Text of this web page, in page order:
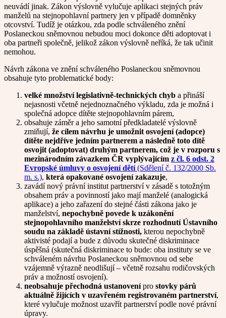
neuvádí jinak. Zákon výslovně vylučuje aplikaci stejných práv
manželů na stejnopohlavní partnery jen v případě domněnky
otcovství. Tudíž je otázkou, zda podle schváleného znění
Poslaneckou sněmovnou nebudou moci dokonce děti adoptovat i
oba partneři společně, jelikož zákon výslovně neříká, že tak učinit
nemohou.
Návrh zákona ve znění schváleného Poslaneckou sněmovnou
obsahuje tyto problematické body:
velké množství legislativně-technických chyb a přináší
nejasnosti včetně nejednoznačného výkladu, zda je možná i
společná adopce dítěte stejnopohlavním párem,
obsahuje záměr a jeho samotní předkladatelé výslovně
zmiňují, že cílem návrhu je umožnit osvojení (adopce)
dítěte nejdříve jedním partnerem a následně toto dítě
osvojit (adoptovat) druhým partnerem, což je v rozporu s
mezinárodním závazkem ČR vyplývajícím z čl. 6 odst. 2
Evropské úmluvy o osvojení dětí(Sdělení č. 132/2000 Sb.
m. s.), která opakované osvojení zakazuje,
zavádí nový právní institut partnerství v zásadě s totožným
obsahem práv a povinností jako mají manželé (analogická
aplikace) a jeho zařazení do stejné části zákona jako je
manželství, nepochybně povede k uzákonění
stejnopohlavního manželství skrze rozhodnutí Ústavního
soudu na základě ústavní stížnosti, kterou nepochybně
aktivisté podají a bude z důvodu skutečné diskriminace
úspěšná (skutečná diskriminace to bude: oba instituty se ve
schváleném návrhu Poslaneckou sněmovnou od sebe
vzájemně výrazně neodlišují – včetně rozsahu rodičovských
práv a možností osvojení).
neobsahuje přechodná ustanovenípro stovky párů
aktuálně žijících v uzavřeném registrovaném partnerství,
které vylučuje možnost uzavřít partnerství podle nové právní
úpravy.